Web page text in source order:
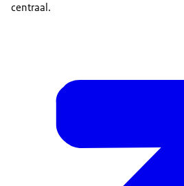
centraal.